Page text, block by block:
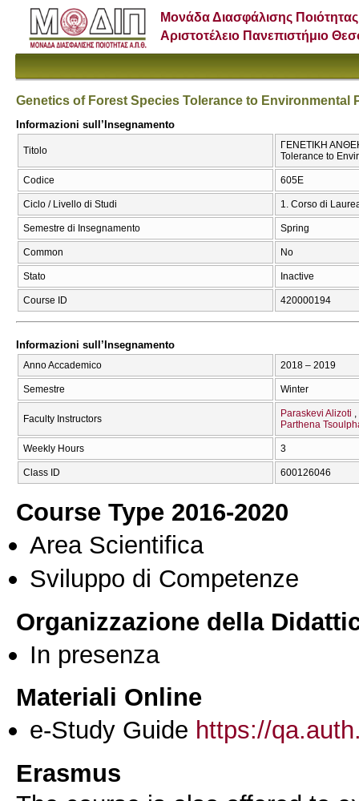
Μονάδα Διασφάλισης Ποιότητας
Αριστοτέλειο Πανεπιστήμιο
Genetics of Forest Species Tolerance to Environmental
Informazioni sull’Insegnamento
Titolo
ΓΕΝΕΤΙΚΗ
Tolerance to
Codice 605Ε
Ciclo / Livello di Studi 1. Corso di
Semestre di Insegnamento Spring
Common No
Stato Inactive
Course ID 420000194
Informazioni sull’Insegnamento
Anno Accademico 2018 – 2019
Semestre Winter
Faculty Instructors
Paraskevi Alizoti
Parthena
Weekly Hours 3
Class ID 600126046
Course Type 2016-2020
Area Scientifica
Sviluppo di Competenze
Organizzazione della
In presenza
Materiali Online
e-Study Guide https://
Erasmus